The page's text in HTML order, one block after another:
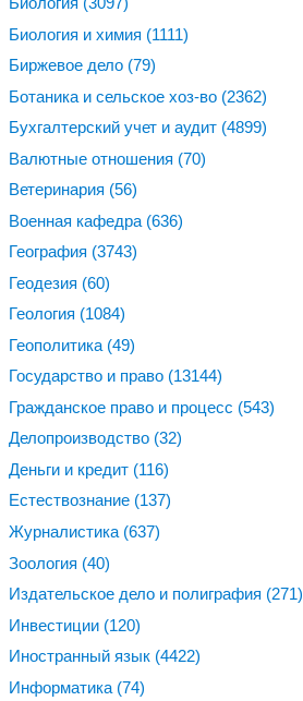
Биология и химия (1111)
Биржевое дело (79)
Ботаника и сельское хоз-во (2362)
Бухгалтерский учет и аудит (4899)
Валютные отношения (70)
Ветеринария (56)
Военная кафедра (636)
География (3743)
Геодезия (60)
Геология (1084)
Геополитика (49)
Государство и право (13144)
Гражданское право и процесс (543)
Делопроизводство (32)
Деньги и кредит (116)
Естествознание (137)
Журналистика (637)
Зоология (40)
Издательское дело и полиграфия (271)
Инвестиции (120)
Иностранный язык (4422)
Информатика (74)